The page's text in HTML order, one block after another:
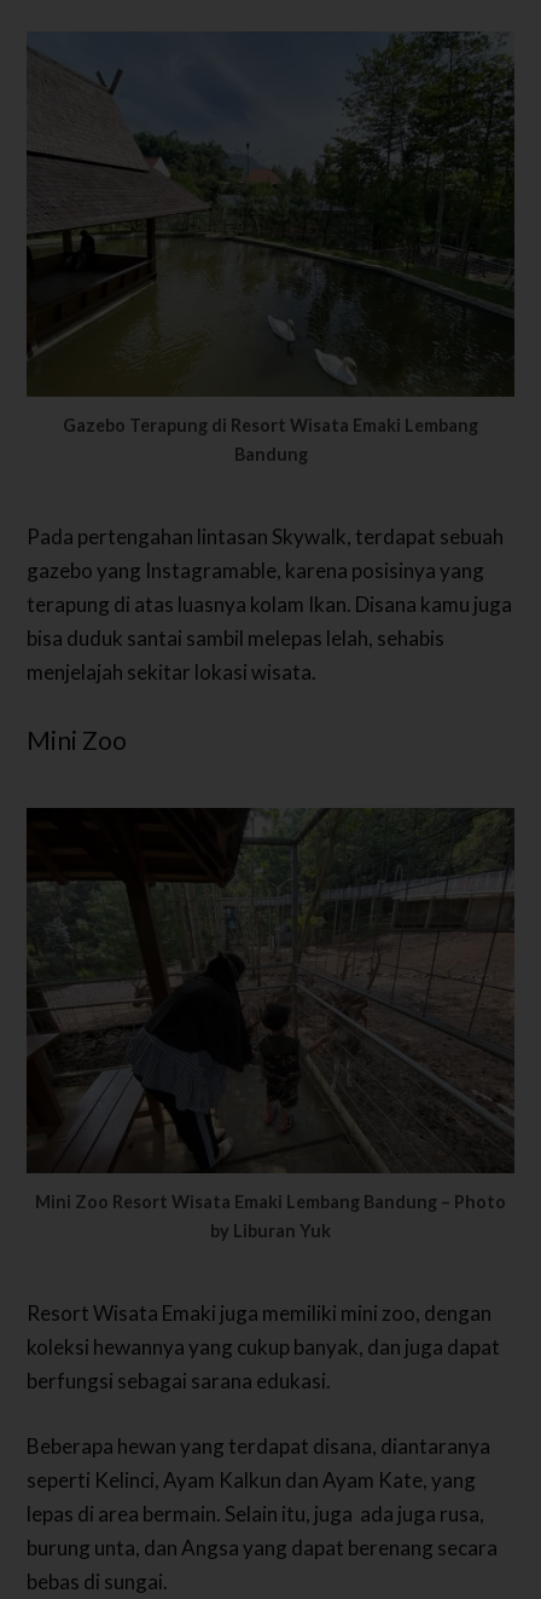
Gazebo Terapung di Resort Wisata Emaki Lembang
Bandung
Pada pertengahan lintasan Skywalk, terdapat sebuah
gazebo yang Instagramable, karena posisinya yang
terapung di atas luasnya kolam Ikan. Disana kamu juga
bisa duduk santai sambil melepas lelah, sehabis
menjelajah sekitar lokasi wisata.
Mini Zoo
Mini Zoo Resort Wisata Emaki Lembang Bandung – Photo
by Liburan Yuk
Resort Wisata Emaki juga memiliki mini zoo, dengan
koleksi hewannya yang cukup banyak, dan juga dapat
berfungsi sebagai sarana edukasi.
Beberapa hewan yang terdapat disana, diantaranya
seperti Kelinci, Ayam Kalkun dan Ayam Kate, yang
lepas di area bermain. Selain itu, juga ada juga rusa,
burung unta, dan Angsa yang dapat berenang secara
bebas di sungai.